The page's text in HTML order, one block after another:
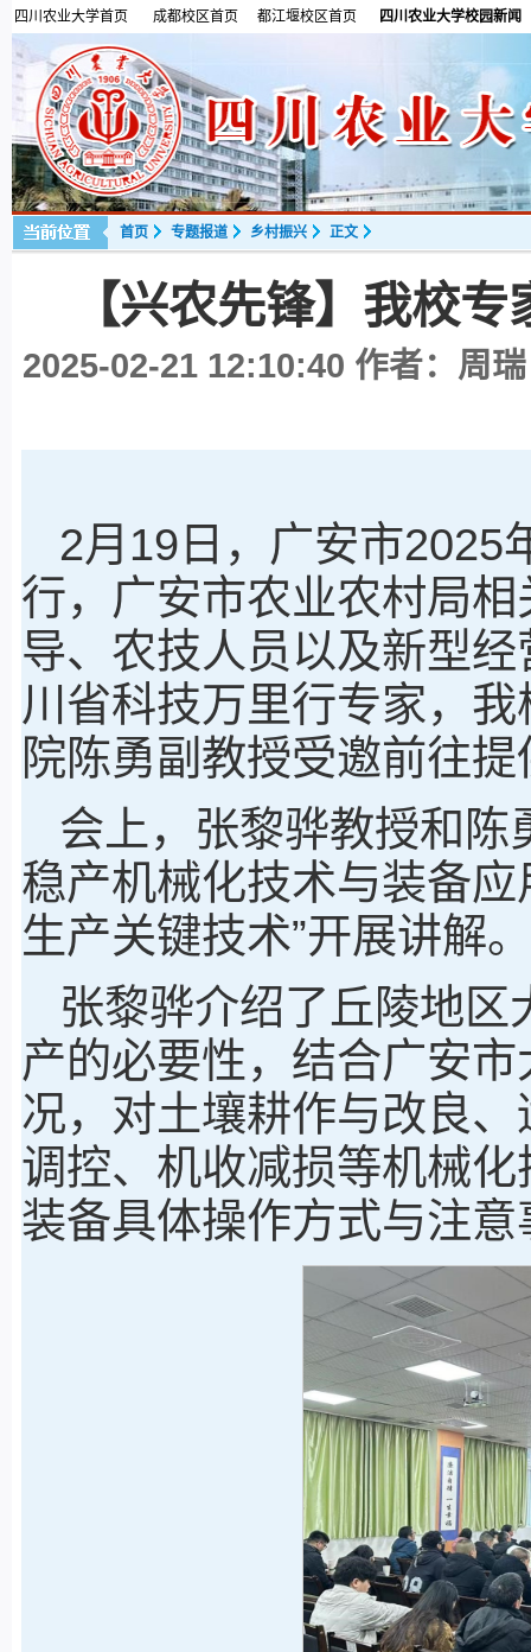
四川农业大学首页 成都校区首页 都江堰校区首页 四川农业大学校园新闻
首页 专题报道 乡村振兴 正文
【兴农先锋】我校
2025-02-21 12:10:40 作者：周
2月19日，广安市2025
行，广安市农业农村局
导、农技人员以及新型
川省科技万里行专家，
院陈勇副教授受邀前往
会上，张黎骅教授和陈
稳产机械化技术与装备应
生产关键技术”开展讲解。
张黎骅介绍了丘陵地
产的必要性，结合广安
况，对土壤耕作与改良
调控、机收减损等机械
装备具体操作方式与注